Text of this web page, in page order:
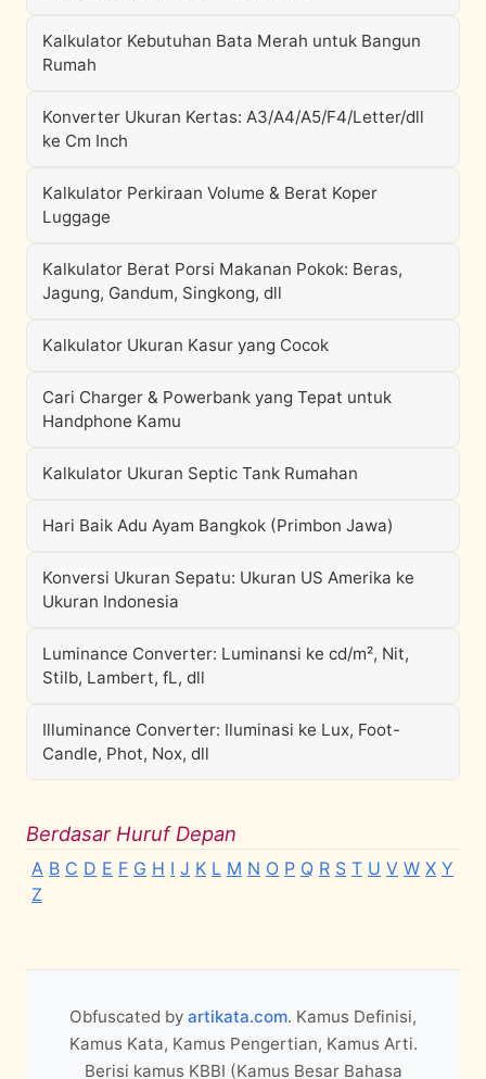
Kalkulator Kebutuhan Bata Merah untuk Bangun
Rumah
Konverter Ukuran Kertas: A3/A4/A5/F4/Letter/dll
ke Cm Inch
Kalkulator Perkiraan Volume & Berat Koper
Luggage
Kalkulator Berat Porsi Makanan Pokok: Beras,
Jagung, Gandum, Singkong, dll
Kalkulator Ukuran Kasur yang Cocok
Cari Charger & Powerbank yang Tepat untuk
Handphone Kamu
Kalkulator Ukuran Septic Tank Rumahan
Hari Baik Adu Ayam Bangkok (Primbon Jawa)
Konversi Ukuran Sepatu: Ukuran US Amerika ke
Ukuran Indonesia
Luminance Converter: Luminansi ke cd/m², Nit,
Stilb, Lambert, fL, dll
Illuminance Converter: Iluminasi ke Lux, Foot-
Candle, Phot, Nox, dll
Berdasar Huruf Depan
A B C D E F G H I J K L M N O P Q R S T U V W X Y
Z
Obfuscated by artikata.com. Kamus Definisi,
Kamus Kata, Kamus Pengertian, Kamus Arti.
Berisi kamus KBBI (Kamus Besar Bahasa